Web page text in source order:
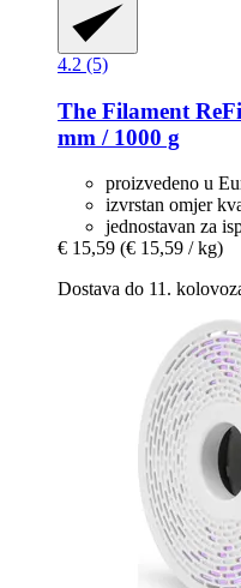
4.2 (5)
The Filament
mm / 1000 g
proizvedeno u
izvrstan omjer
jednostavan za
€ 15,59 (€ 15,59 / kg)
Dostava do 11.